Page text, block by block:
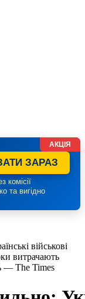
ЗАРАЗ
комісії
та вигідно
АКЦІЯ
військові
витрачають
— The Times